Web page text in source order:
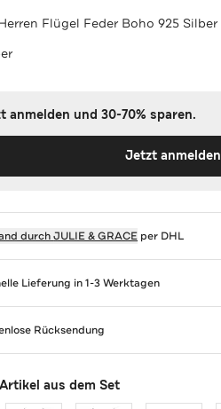
Flügel Feder Boho 925 Silber
anmelden und 30-70% sparen.
Jetzt anmelden
durchJULIE & GRACE per DHL
Lieferung in 1-3 Werktagen
Rücksendung
aus dem Set